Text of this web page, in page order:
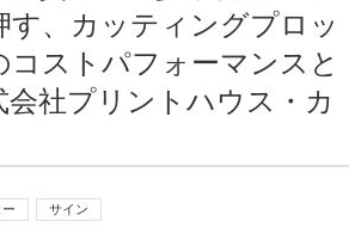
す、カッティングプロッ
コストパフォーマンスと
会社プリントハウス・カ
サイン